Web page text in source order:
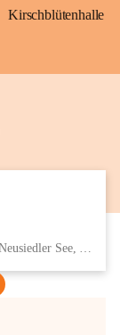
Kirschblütenhalle
Eisenstädter Straße 18, 7091 Breitenbrunn am Neusiedler See, AUT